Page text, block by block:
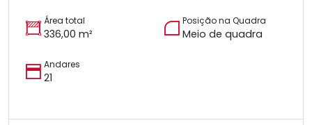
Área total
336,00 m²
Posição na Quadra
Meio de quadra
Andares
21